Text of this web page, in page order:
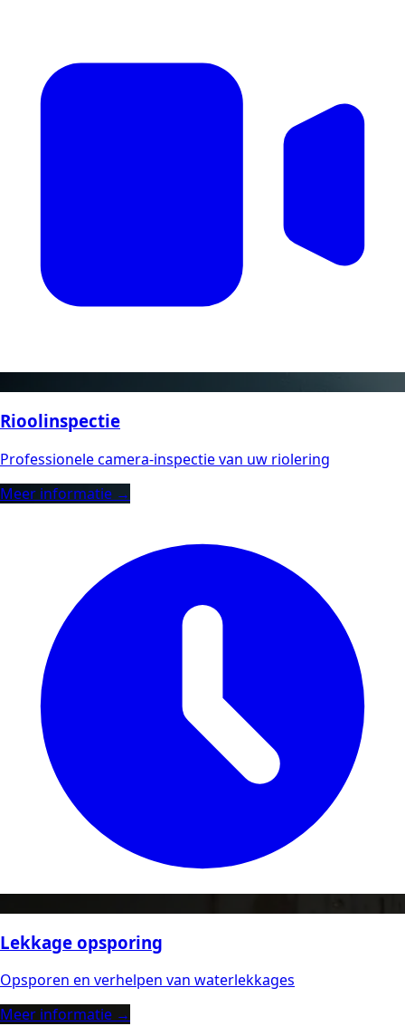
Rioolinspectie
Professionele camera-inspectie van uw riolering
Meer informatie →
Lekkage opsporing
Opsporen en verhelpen van waterlekkages
Meer informatie →